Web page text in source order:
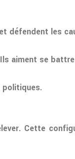
défendent les
aiment se
politiques.
Cette